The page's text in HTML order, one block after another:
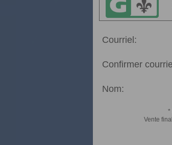
Courriel:
Confirmer
Nom:
*
Vente